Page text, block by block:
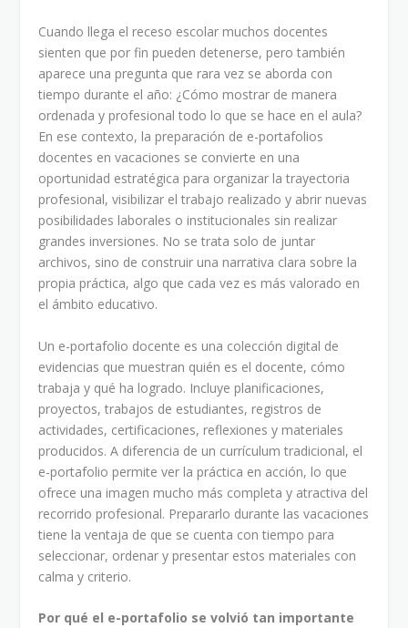
Cuando llega el receso escolar muchos docentes
sienten que por fin pueden detenerse, pero también
aparece una pregunta que rara vez se aborda con
tiempo durante el año: ¿Cómo mostrar de manera
ordenada y profesional todo lo que se hace en el aula?
En ese contexto, la preparación de e-portafolios
docentes en vacaciones se convierte en una
oportunidad estratégica para organizar la trayectoria
profesional, visibilizar el trabajo realizado y abrir nuevas
posibilidades laborales o institucionales sin realizar
grandes inversiones. No se trata solo de juntar
archivos, sino de construir una narrativa clara sobre la
propia práctica, algo que cada vez es más valorado en
el ámbito educativo.
Un e-portafolio docente es una colección digital de
evidencias que muestran quién es el docente, cómo
trabaja y qué ha logrado. Incluye planificaciones,
proyectos, trabajos de estudiantes, registros de
actividades, certificaciones, reflexiones y materiales
producidos. A diferencia de un currículum tradicional, el
e-portafolio permite ver la práctica en acción, lo que
ofrece una imagen mucho más completa y atractiva del
recorrido profesional. Prepararlo durante las vacaciones
tiene la ventaja de que se cuenta con tiempo para
seleccionar, ordenar y presentar estos materiales con
calma y criterio.
Por qué el e-portafolio se volvió tan importante